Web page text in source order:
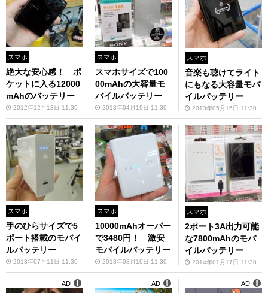
スマホ
絶大な安心感！ ポ
ケットに入る12000
mAhのバッテリー
2012年12月13日 11:30
スマホ
スマホサイズで100
00mAhの大容量モ
バイルバッテリー
2013年04月19日 11:30
スマホ
音楽も聴けてライト
にもなる大容量モバ
イルバッテリー
2013年05月16日 11:30
スマホ
手のひらサイズで5
ポート搭載のモバイ
ルバッテリー
2013年07月11日 11:30
スマホ
10000mAhオーバー
で3480円！ 激安
モバイルバッテリー
2013年08月10日 11:30
スマホ
2ポート3A出力可能
な7800mAhのモバ
イルバッテリー
2014年01月17日 11:30
AD AD AD